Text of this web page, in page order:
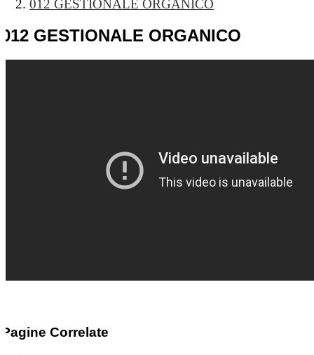
012 GESTIONALE ORGANICO
012 GESTIONALE ORGANICO
Pagine Correlate